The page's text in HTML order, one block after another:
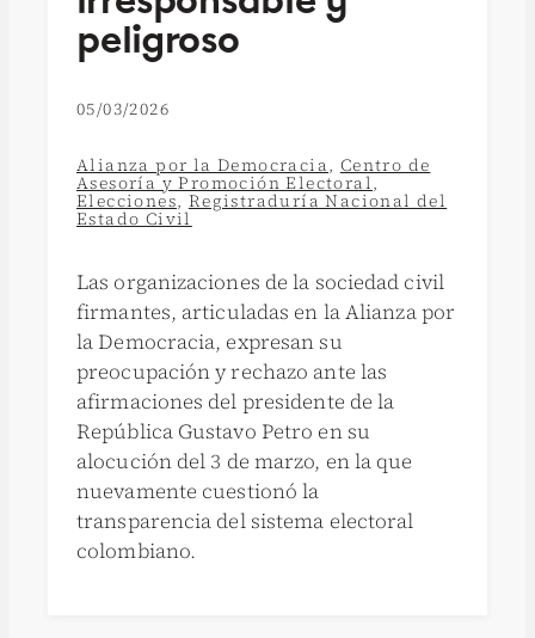
peligroso
05/03/2026
Alianza por la Democracia, Centro de
Asesoría y Promoción Electoral,
Elecciones, Registraduría Nacional del
Estado Civil
Las organizaciones de la sociedad civil
firmantes, articuladas en la Alianza por
la Democracia, expresan su
preocupación y rechazo ante las
afirmaciones del presidente de la
República Gustavo Petro en su
alocución del 3 de marzo, en la que
nuevamente cuestionó la
transparencia del sistema electoral
colombiano.